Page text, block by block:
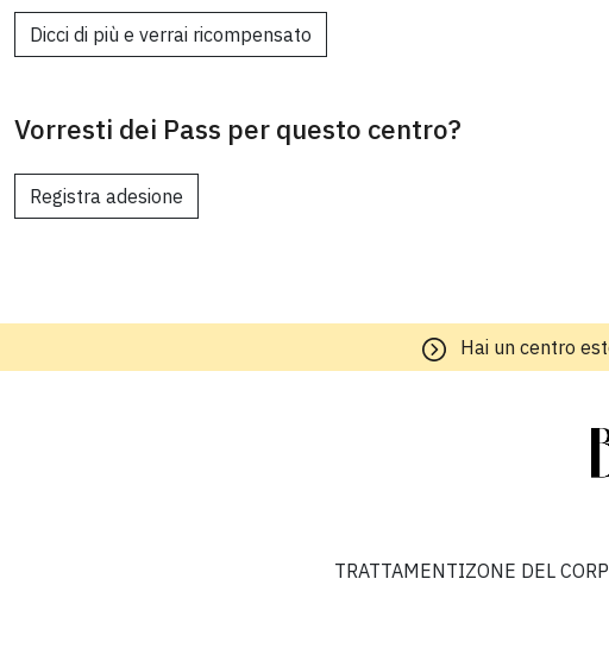
Dicci di più e verrai ricompensato
Vorresti dei Pass per questo centro?
Registra adesione
Hai un centro
TRATTAMENTIZONE DEL